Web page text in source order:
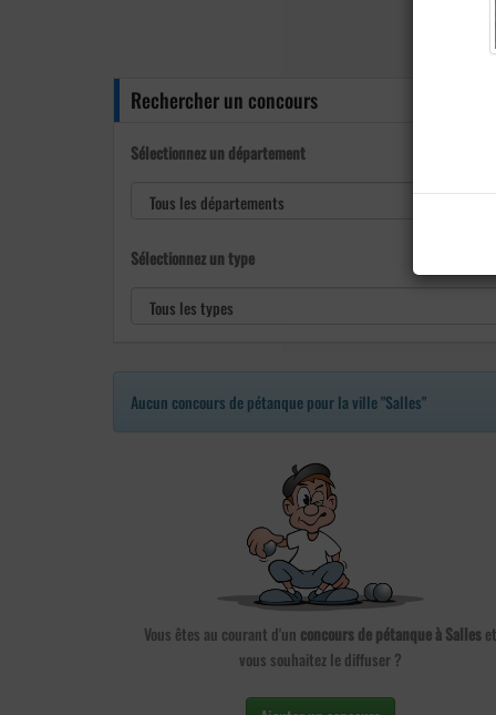
Rechercher un concours
Sélectionnez un département
Sélectionnez un type
Aucun concours de pétanque pour la ville "Salles"
Vous êtes au courant d'un concours de pétanque à Salleset
vous souhaitez le diffuser ?